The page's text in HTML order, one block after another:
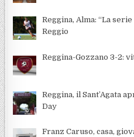
Reggina, Alma: “La
Reggio
Reggina-Gozzano 3-2:
Reggina, il Sant’Agata
Day
Franz Caruso, casa,